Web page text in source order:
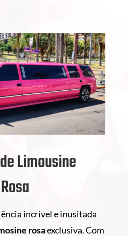
Limousine
Rosa
incrível e inusitada
rosaexclusiva. Com